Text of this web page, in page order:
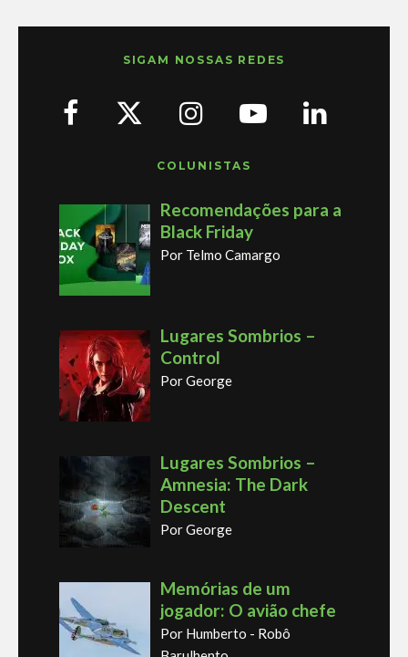
SIGAM NOSSAS REDES
COLUNISTAS
Recomendações para a
Black Friday
Por Telmo Camargo
Lugares Sombrios –
Control
Por George
Lugares Sombrios –
Amnesia: The Dark
Descent
Por George
Memórias de um
jogador: O avião chefe
Por Humberto - Robô